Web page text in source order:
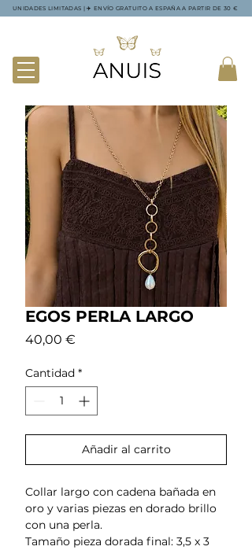
UNIDADES LIMITADAS | ✈️ ENVÍO GRATUITO A ESPAÑA A PARTIR DE 30 €
EGOS PERLA LARGO
40,00 €
Cantidad *
Añadir al carrito
Collar largo con cadena bañada en
oro y varias piezas en dorado brillo
con una perla.
Tamaño pieza dorada final: 3,5 x 3